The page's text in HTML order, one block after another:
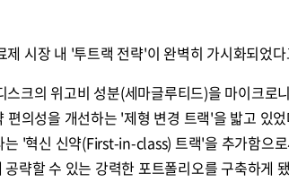
시장 내 '투트랙 전략'이 완벽히 가시화되었
크의 위고비 성분(세마글루티드)을 마이크로
의성을 개선하는 '제형 변경 트랙'을 밟고 있
'혁신 신약(First-in-class) 트랙'을 추가함으
략할 수 있는 강력한 포트폴리오를 구축하게